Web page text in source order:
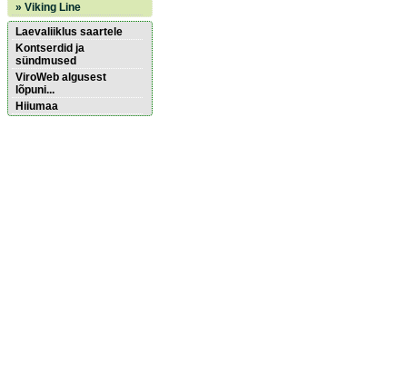
» Viking Line
Laevaliiklus saartele
Kontserdid ja
sündmused
ViroWeb algusest
lõpuni...
Hiiumaa